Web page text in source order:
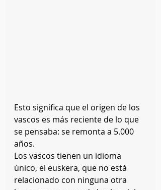
Esto significa que el origen de los
vascos es más reciente de lo que
se pensaba: se remonta a 5.000
años.
Los vascos tienen un idioma
único, el euskera, que no está
relacionado con ninguna otra